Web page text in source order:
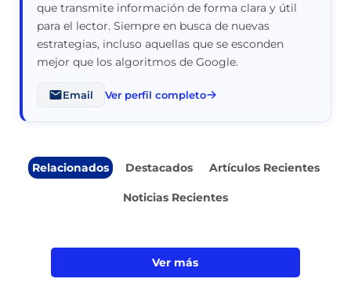
que transmite información de forma clara y útil
para el lector. Siempre en busca de nuevas
estrategias, incluso aquellas que se esconden
mejor que los algoritmos de Google.
Email Ver perfil completo
Relacionados Destacados Artículos Recientes
Noticias Recientes
Ver más